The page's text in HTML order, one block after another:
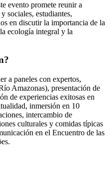
evento promete reunir a
sociales, estudiantes,
​​en discutir la importancia de la
ecología integral y la
a paneles con expertos,
Amazonas), presentación de
de experiencias exitosas en
inmersión en 10
intercambio de
culturales y comidas típicas
en el Encuentro de las